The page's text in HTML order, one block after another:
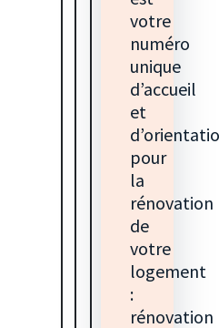
votre
numéro
unique
d’accueil
et
pour
la
rénovation
de
votre
logement
:
rénovation